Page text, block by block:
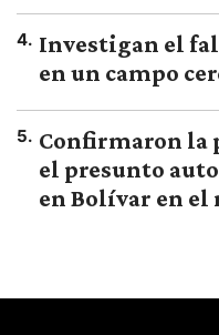
4. Investigan el
en un campo
5. Confirmaron la
el presunto
en Bolívar en el